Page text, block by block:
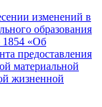
изменений в
образования
1854 «Об
предоставления
материальной
жизненной